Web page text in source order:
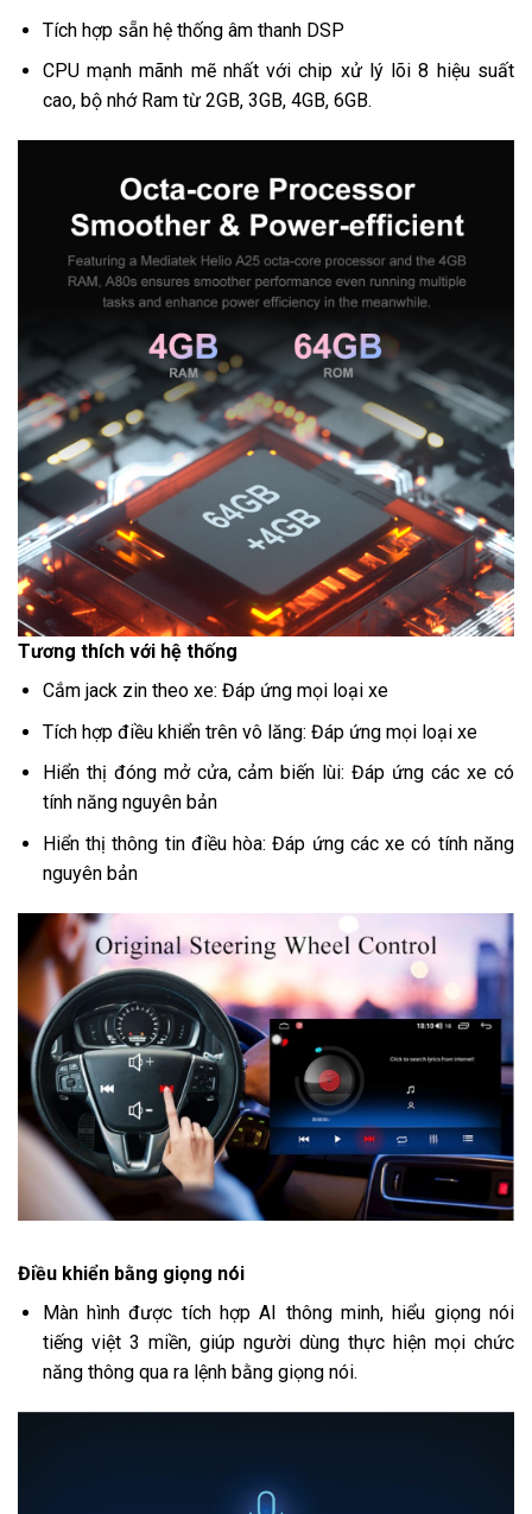
Tích hợp sẵn hệ thống âm thanh DSP
CPU mạnh mãnh mẽ nhất với chip xử lý lõi 8 hiệu suất
cao, bộ nhớ Ram từ 2GB, 3GB, 4GB, 6GB.
Tương thích với hệ thống
Cắm jack zin theo xe: Đáp ứng mọi loại xe
Tích hợp điều khiển trên vô lăng: Đáp ứng mọi loại xe
Hiển thị đóng mở cửa, cảm biến lùi: Đáp ứng các xe có
tính năng nguyên bản
Hiển thị thông tin điều hòa: Đáp ứng các xe có tính năng
nguyên bản
Điều khiển bằng giọng nói
Màn hình được tích hợp AI thông minh, hiểu giọng nói
tiếng việt 3 miền, giúp người dùng thực hiện mọi chức
năng thông qua ra lệnh bằng giọng nói.